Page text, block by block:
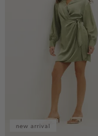
new arrival